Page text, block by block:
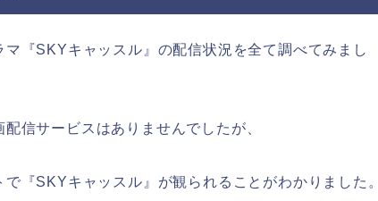
『SKYキャッスル』の配信状況を全て調べてみまし
信サービスはありませんでしたが、
『SKYキャッスル』が観られることがわかりました。